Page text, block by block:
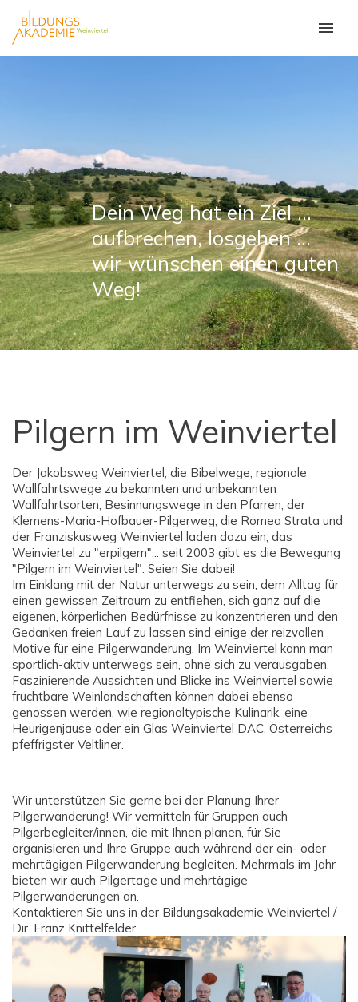
Dein Weg hat ein Ziel ...
aufbrechen, losgehen ...
wir wünschen einen guten
Weg!
Pilgern im Weinviertel
Der Jakobsweg Weinviertel, die Bibelwege, regionale
Wallfahrtswege zu bekannten und unbekannten
Wallfahrtsorten, Besinnungswege in den Pfarren, der
Klemens-Maria-Hofbauer-Pilgerweg, die Romea Strata und
der Franziskusweg Weinviertel laden dazu ein, das
Weinviertel zu "erpilgern"... seit 2003 gibt es die Bewegung
"Pilgern im Weinviertel". Seien Sie dabei!
Im Einklang mit der Natur unterwegs zu sein, dem Alltag für
einen gewissen Zeitraum zu entfiehen, sich ganz auf die
eigenen, körperlichen Bedürfnisse zu konzentrieren und den
Gedanken freien Lauf zu lassen sind einige der reizvollen
Motive für eine Pilgerwanderung. Im Weinviertel kann man
sportlich-aktiv unterwegs sein, ohne sich zu verausgaben.
Faszinierende Aussichten und Blicke ins Weinviertel sowie
fruchtbare Weinlandschaften können dabei ebenso
genossen werden, wie regionaltypische Kulinarik, eine
Heurigenjause oder ein Glas Weinviertel DAC, Österreichs
pfeffrigster Veltliner.
Wir unterstützen Sie gerne bei der Planung Ihrer
Pilgerwanderung! Wir vermitteln für Gruppen auch
Pilgerbegleiter/innen, die mit Ihnen planen, für Sie
organisieren und Ihre Gruppe auch während der ein- oder
mehrtägigen Pilgerwanderung begleiten. Mehrmals im Jahr
bieten wir auch Pilgertage und mehrtägige
Pilgerwanderungen an.
Kontaktieren Sie uns in der Bildungsakademie Weinviertel /
Dir. Franz Knittelfelder.